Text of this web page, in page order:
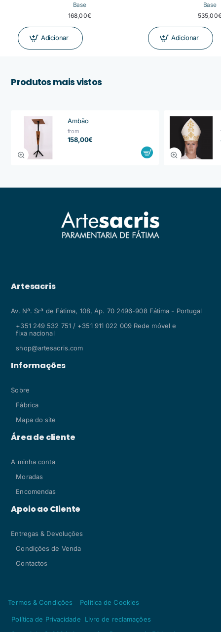
Base
168,00€
Adicionar
Base
Adicionar
Produtos mais vistos
Ambão
from
158,00€
Artesacris
Av. Nª. Srª de Fátima, 108, Ap. 70 2496-908 Fátima - Portugal
+351 249 532 751 / +351 911 022 009 Rede móvel e
fixa nacional
shop@artesacris.com
Informações
Sobre
Fábrica
Mapa do site
Área de cliente
A minha conta
Moradas
Encomendas
Apoio ao Cliente
Entregas & Devoluções
Condições de Venda
Contactos
Termos & Condições Política de Cookies
Política de Privacidade
Livro de reclamações